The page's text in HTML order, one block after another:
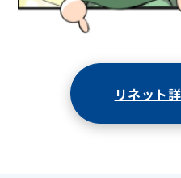
リネット